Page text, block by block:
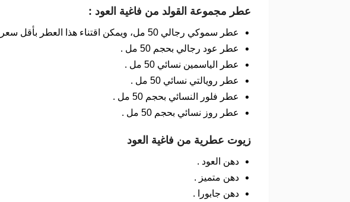
عطر مجموعة القولد من فاغية العود :
عطر سموكي رجالي 50 مل، ويمكن اقتناء هذا العطر بأقل سعر مع كوبون فاغية العود.
عطر عود رجالي بحجم 50 مل .
عطر الياسمين نسائي 50 مل .
عطر رويالتي نسائي 50 مل .
عطر فلور النسائي بحجم 50 مل .
عطر روز نسائي بحجم 50 مل .
زيوت عطرية من فاغية العود
دهن العود .
دهن متميز .
دهن جابورا .